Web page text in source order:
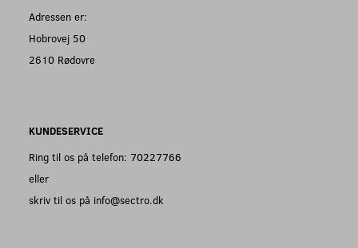
Adressen er:
Hobrovej 50
2610 Rødovre
KUNDESERVICE
Ring til os på telefon: 70227766
eller
skriv til os på info@sectro.dk